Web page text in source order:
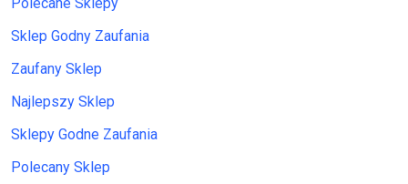
Sklep Godny Zaufania
Zaufany Sklep
Najlepszy Sklep
Sklepy Godne Zaufania
Polecany Sklep